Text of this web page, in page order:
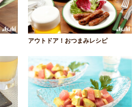
アウトドア！おつまみレシピ